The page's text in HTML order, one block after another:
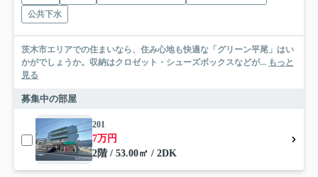
公共下水
茨木市エリアでの住まいなら、住み心地も快適な「グリーン平尾」はい
かがでしょうか。収納はクロゼット・シューズボックスなどが... もっと
見る
募集中の部屋
201
7万円
2階 / 53.00㎡ / 2DK